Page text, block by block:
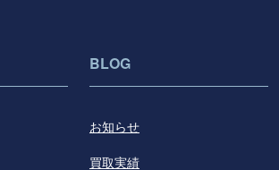
BLOG
お知らせ
買取実績